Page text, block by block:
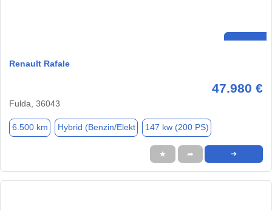
Renault Rafale
47.980 €
Fulda, 36043
6.500 km Hybrid (Benzin/Elekt 147 kw (200 PS)
★ ➦ ➜